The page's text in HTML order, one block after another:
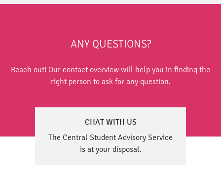
ANY QUESTIONS?
Reach out! Our contact overview will help you in finding the
right person to ask for any question.
CHAT WITH US
The Central Student Advisory Service
is at your disposal.